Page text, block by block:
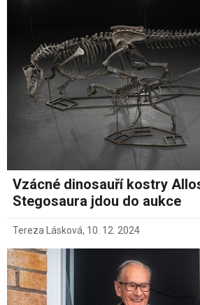
Vzácné dinosauří kostry
Stegosaura jdou do aukce
Tereza Lásková, 10. 12. 2024